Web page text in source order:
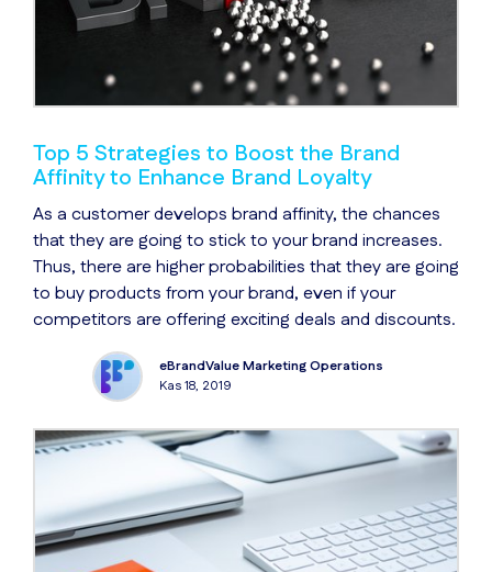
Top 5 Strategies to Boost the Brand
Affinity to Enhance Brand Loyalty
As a customer develops brand affinity, the chances
that they are going to stick to your brand increases.
Thus, there are higher probabilities that they are going
to buy products from your brand, even if your
competitors are offering exciting deals and discounts.
eBrandValue Marketing Operations
Kas 18, 2019